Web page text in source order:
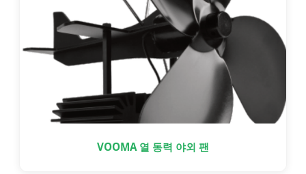
VOOMA 열 동력 야외 팬